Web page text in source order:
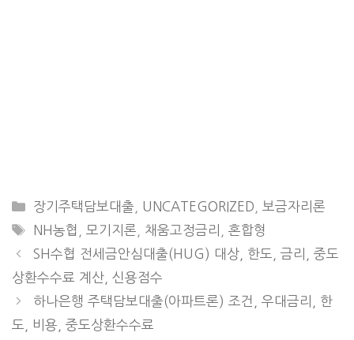
CATEGORIES
장기주택담보대출 UNCATEGORIZED
보금자리론
TAGS
NH농협 모기지론 채움고정금리 ,혼합형
SH수협 전세금안심대출(HUG) 대상, 한도, 금리, 중도
상환수수료 계산, 신용점수
하나은행 주택담보대출(아파트론) 조건, 우대금리, 한
도, 비용, 중도상환수수료